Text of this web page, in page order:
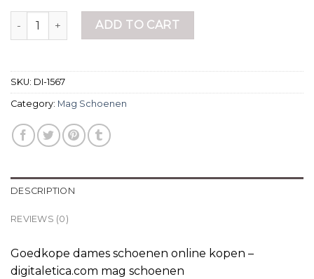
mag schoenen quantityADD TO CART
SKU: DI-1567
Category: Mag Schoenen
DESCRIPTION
REVIEWS (0)
Goedkope dames schoenen online kopen –
digitaletica.com mag schoenen